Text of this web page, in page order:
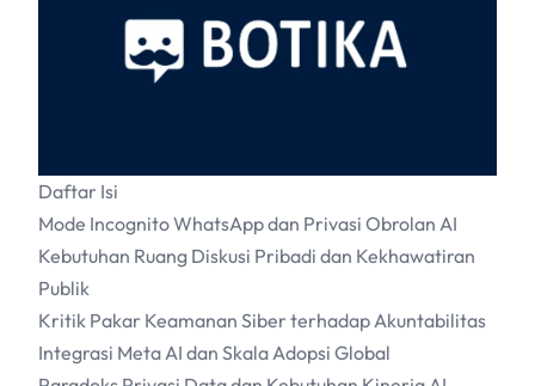
Daftar Isi
Mode Incognito WhatsApp dan Privasi Obrolan AI
Kebutuhan Ruang Diskusi Pribadi dan Kekhawatiran
Publik
Kritik Pakar Keamanan Siber terhadap Akuntabilitas
Integrasi Meta AI dan Skala Adopsi Global